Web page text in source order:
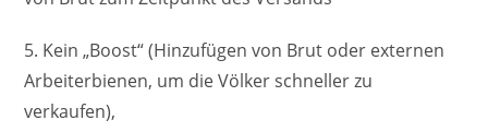
5. Kein „Boost“ (Hinzufügen von Brut oder externen
Arbeiterbienen, um die Völker schneller zu
verkaufen),